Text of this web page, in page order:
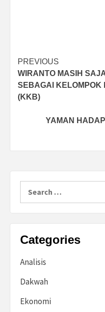
Post
navigation
PREVIOUS
WIRANTO MASIH
SEBAGAI KELOMPOK
(KKB)
YAMAN
Categories
Analisis
Dakwah
Ekonomi